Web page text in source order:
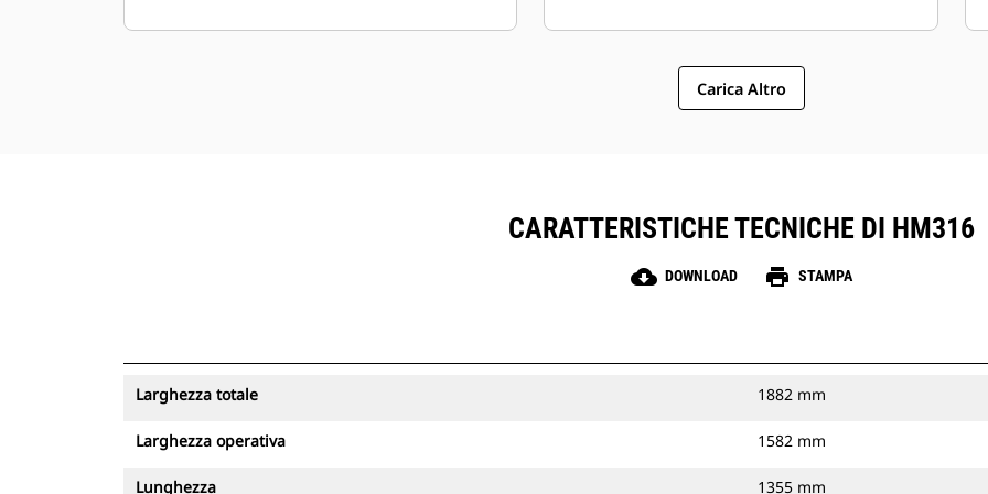
Carica Altro
CARATTERISTICHE TECNICHE DI HM316
cloud_download DOWNLOAD print STAMPA
Larghezza totale 1882 mm
Larghezza operativa 1582 mm
Lunghezza 1355 mm